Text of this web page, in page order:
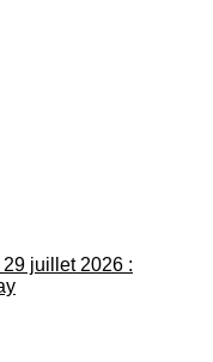
juillet 2026 :